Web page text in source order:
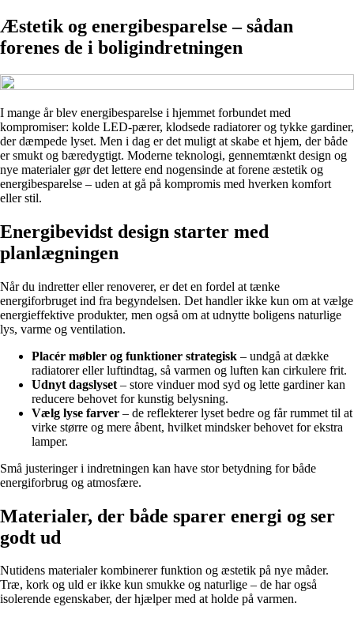
Æstetik og energibesparelse – sådan
forenes de i boligindretningen
I mange år blev energibesparelse i hjemmet forbundet med
kompromiser: kolde LED-pærer, klodsede radiatorer og tykke gardiner,
der dæmpede lyset. Men i dag er det muligt at skabe et hjem, der både
er smukt og bæredygtigt. Moderne teknologi, gennemtænkt design og
nye materialer gør det lettere end nogensinde at forene æstetik og
energibesparelse – uden at gå på kompromis med hverken komfort
eller stil.
Energibevidst design starter med
planlægningen
Når du indretter eller renoverer, er det en fordel at tænke
energiforbruget ind fra begyndelsen. Det handler ikke kun om at vælge
energieffektive produkter, men også om at udnytte boligens naturlige
lys, varme og ventilation.
Placér møbler og funktioner strategisk – undgå at dække
radiatorer eller luftindtag, så varmen og luften kan cirkulere frit.
Udnyt dagslyset – store vinduer mod syd og lette gardiner kan
reducere behovet for kunstig belysning.
Vælg lyse farver – de reflekterer lyset bedre og får rummet til at
virke større og mere åbent, hvilket mindsker behovet for ekstra
lamper.
Små justeringer i indretningen kan have stor betydning for både
energiforbrug og atmosfære.
Materialer, der både sparer energi og ser
godt ud
Nutidens materialer kombinerer funktion og æstetik på nye måder.
Træ, kork og uld er ikke kun smukke og naturlige – de har også
isolerende egenskaber, der hjælper med at holde på varmen.